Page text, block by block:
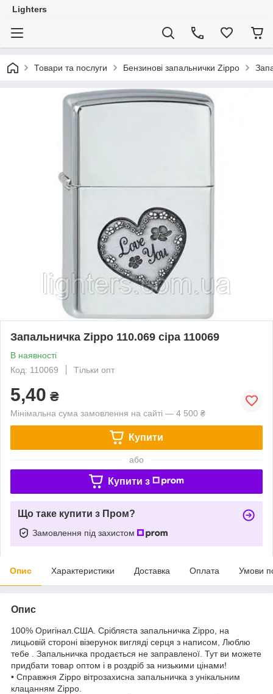
Lighters
Товари та послуги Бензинові запальнички Zippo
Запальничка Zippo 110.069 сіра 110069
В наявності
Код: 110069
Тільки опт
5,40 ₴
Мінімальна сума замовлення на сайті — 4 500 ₴
Купити
або
Купити з
Що таке купити з Пром?
Замовлення під захистом
Опис Характеристики Доставка Оплата Умови
Опис
100% Оригінал.США. Срібляста запальничка Zippo, на
лицьовій стороні візерунок вигляді серця з написом, Люблю
тебе . Запальничка продається не заправленої. Тут ви можете
придбати товар оптом і в роздріб за низькими цінами!
• Справжня Zippo вітрозахисна запальничка з унікальним
клацанням Zippo.